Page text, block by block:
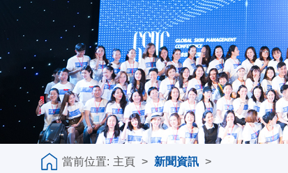
當前位置: 主頁 > 新聞資訊 >